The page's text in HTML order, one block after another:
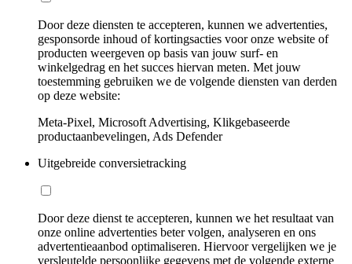
Door deze diensten te accepteren, kunnen we advertenties,
gesponsorde inhoud of kortingsacties voor onze website of
producten weergeven op basis van jouw surf- en
winkelgedrag en het succes hiervan meten. Met jouw
toestemming gebruiken we de volgende diensten van derden
op deze website:
Meta-Pixel, Microsoft Advertising, Klikgebaseerde
productaanbevelingen, Ads Defender
Uitgebreide conversietracking
Door deze dienst te accepteren, kunnen we het resultaat van
onze online advertenties beter volgen, analyseren en ons
advertentieaanbod optimaliseren. Hiervoor vergelijken we je
versleutelde persoonlijke gegevens met de volgende externe